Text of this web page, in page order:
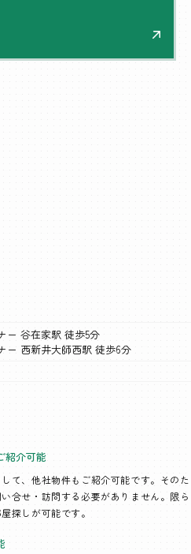
ー 谷在家駅 徒歩5分
ー 西新井大師西駅 徒歩6分
紹介可能
て、他社物件もご紹介可能です。そのた
合せ・訪問する必要がありません。限ら
探しが可能です。